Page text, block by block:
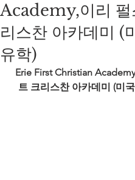
Academy,이리 펄
리스찬 아카데미 (
유학)
Erie First Christian
트 크리스찬 아카데미 (미